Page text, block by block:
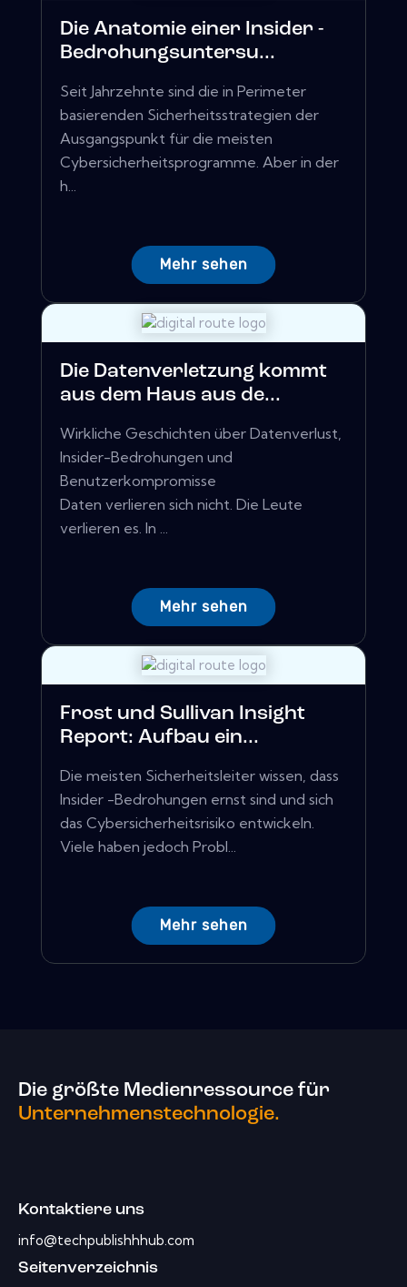
Die Anatomie einer Insider -
Bedrohungsuntersu...
Seit Jahrzehnte sind die in Perimeter
basierenden Sicherheitsstrategien der
Ausgangspunkt für die meisten
Cybersicherheitsprogramme. Aber in der
h...
Mehr sehen
Die Datenverletzung kommt
aus dem Haus aus de...
Wirkliche Geschichten über Datenverlust,
Insider-Bedrohungen und
Benutzerkompromisse
Daten verlieren sich nicht. Die Leute
verlieren es. In ...
Mehr sehen
Frost und Sullivan Insight
Report: Aufbau ein...
Die meisten Sicherheitsleiter wissen, dass
Insider -Bedrohungen ernst sind und sich
das Cybersicherheitsrisiko entwickeln.
Viele haben jedoch Probl...
Mehr sehen
Die größte Medienressource für
Unternehmenstechnologie.
Kontaktiere uns
info@techpublishhhub.com
Seitenverzeichnis